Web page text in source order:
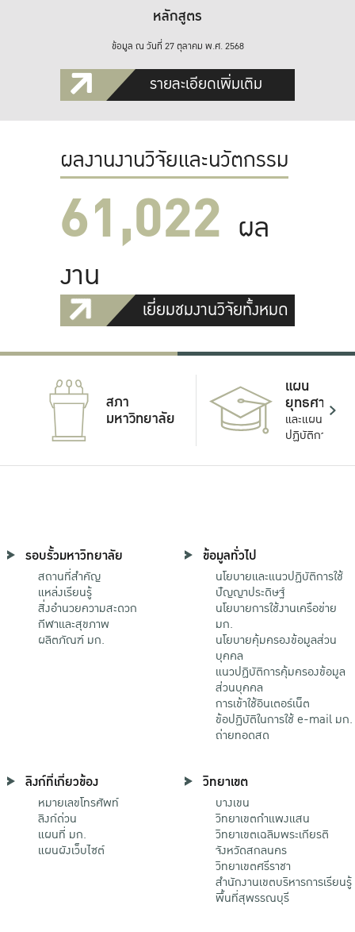
หลักสูตร
ข้อมูล ณ วันที่ 27 ตุลาคม พ.ศ. 2568
รายละเอียดเพิ่มเติม
ผลงานงานวิจัยและนวัตกรรม
61,022 ผล
งาน
เยี่ยมชมงานวิจัยทั้งหมด
สภา
มหาวิทยาลัย
แผน
ยุทธศาสตร์
และแผน
ปฏิบัติการ
รอบรั้วมหาวิทยาลัย
สถานที่สำคัญ
แหล่งเรียนรู้
สิ่งอำนวยความสะดวก
กีฬาและสุขภาพ
ผลิตภัณฑ์ มก.
ข้อมูลทั่วไป
นโยบายและแนวปฏิบัติการใช้
ปัญญาประดิษฐ์
นโยบายการใช้งานเครือข่าย
มก.
นโยบายคุ้มครองข้อมูลส่วน
บุคคล
แนวปฏิบัติการคุ้มครองข้อมูล
ส่วนบุคคล
การเข้าใช้อินเตอร์เน็ต
ข้อปฏิบัติในการใช้ e-mail มก.
ถ่ายทอดสด
ลิงก์ที่เกี่ยวข้อง
หมายเลขโทรศัพท์
ลิงก์ด่วน
แผนที่ มก.
แผนผังเว็บไซต์
วิทยาเขต
บางเขน
วิทยาเขตกําแพงแสน
วิทยาเขตเฉลิมพระเกียรติ
จังหวัดสกลนคร
วิทยาเขตศรีราชา
สำนักงานเขตบริหารการเรียนรู้
พื้นที่สุพรรณบุรี